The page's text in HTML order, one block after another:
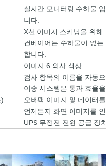
실시간 모니터링 수하물
니다.
X선 이미지 스캐닝을 위해
컨베이어는 수하물이 없
합니다.
이미지 6 의사 색상.
검사 항목의 이름을 자동
이송 시스템은 통과 효율
)
오버팩 이미지 및 데이터
언제든지 화면 이미지를 인
UPS 무정전 전원 공급 장